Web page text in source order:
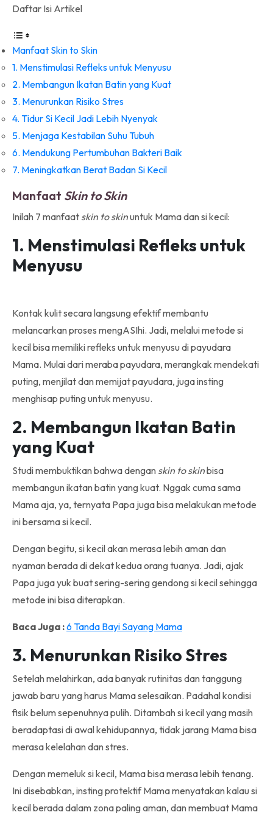
Daftar Isi Artikel
Manfaat Skin to Skin
1. Menstimulasi Refleks untuk Menyusu
2. Membangun Ikatan Batin yang Kuat
3. Menurunkan Risiko Stres
4. Tidur Si Kecil Jadi Lebih Nyenyak
5. Menjaga Kestabilan Suhu Tubuh
6. Mendukung Pertumbuhan Bakteri Baik
7. Meningkatkan Berat Badan Si Kecil
Manfaat Skin to Skin
Inilah 7 manfaat skin to skinuntuk Mama dan si kecil:
1. Menstimulasi Refleks untuk
Menyusu
Kontak kulit secara langsung efektif membantu
melancarkan proses mengASIhi. Jadi, melalui metode si
kecil bisa memiliki refleks untuk menyusu di payudara
Mama. Mulai dari meraba payudara, merangkak mendekati
puting, menjilat dan memijat payudara, juga insting
menghisap puting untuk menyusu.
2. Membangun Ikatan Batin
yang Kuat
Studi membuktikan bahwa dengan skin to skinbisa
membangun ikatan batin yang kuat. Nggak cuma sama
Mama aja, ya, ternyata Papa juga bisa melakukan metode
ini bersama si kecil.
Dengan begitu, si kecil akan merasa lebih aman dan
nyaman berada di dekat kedua orang tuanya. Jadi, ajak
Papa juga yuk buat sering-sering gendong si kecil sehingga
metode inibisa diterapkan.
Baca Juga :6 Tanda Bayi Sayang Mama
3. Menurunkan Risiko Stres
Setelah melahirkan, ada banyak rutinitas dan tanggung
jawab baru yang harus Mama selesaikan. Padahal kondisi
fisik belum sepenuhnya pulih. Ditambah si kecil yang masih
beradaptasi di awal kehidupannya, tidak jarang Mama bisa
merasa kelelahan dan stres.
Dengan memeluk si kecil, Mama bisa merasa lebih tenang.
Ini disebabkan, insting protektif Mama menyatakan kalau si
kecil berada dalam zona paling aman, dan membuat Mama